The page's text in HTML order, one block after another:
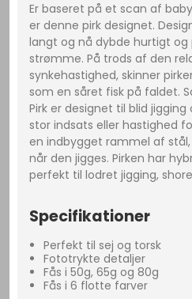
Er baseret på et scan af
er denne pirk designet.
langt og nå dybde hurtigt
strømme. På trods af den
synkehastighed, skinner
som en såret fisk på faldet.
Pirk er designet til blid
stor indsats eller hastighed
en indbygget rammel af
når den jigges. Pirken har
perfekt til lodret jigging,
Specifikationer
Perfekt til sej og torsk
Fototrykte detaljer
Fås i 50g, 65g og 80g
Fås i 6 flotte farver